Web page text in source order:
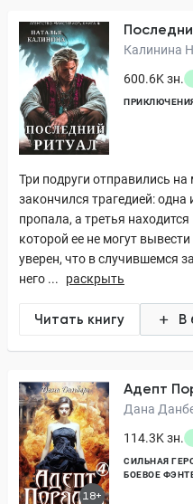
Калинина
600.6K зн.
Три подруги отправились
закончился трагедией: одна
пропала, а третья
которой ее не могут
уверен, что в случившемся
него ...
раскрыть
Читать книгу В
18+
Адепт
Дана
114.3K зн.
СИЛЬНАЯ
БОЕВОЕ